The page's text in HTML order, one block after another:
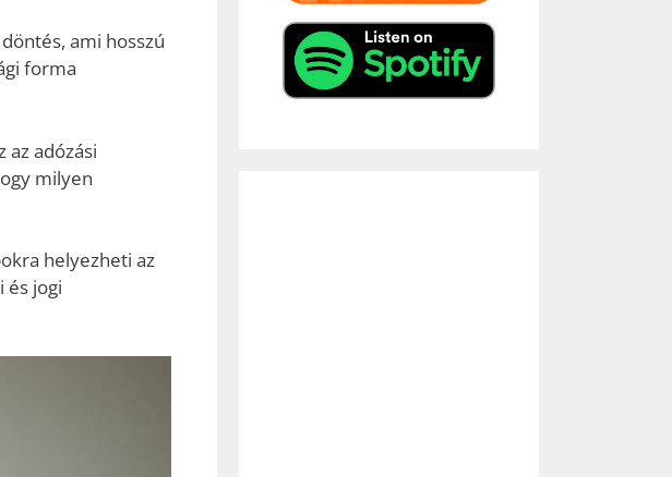
ami hosszú
forma
az adózási
milyen
helyezheti az
és jogi